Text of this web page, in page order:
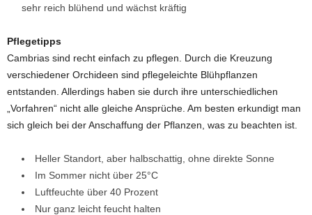
sehr reich blühend und wächst kräftig
Pflegetipps
Cambrias sind recht einfach zu pflegen. Durch die Kreuzung
verschiedener Orchideen sind pflegeleichte Blühpflanzen
entstanden. Allerdings haben sie durch ihre unterschiedlichen
„Vorfahren“ nicht alle gleiche Ansprüche. Am besten erkundigt man
sich gleich bei der Anschaffung der Pflanzen, was zu beachten ist.
Heller Standort, aber halbschattig, ohne direkte Sonne
Im Sommer nicht über 25°C
Luftfeuchte über 40 Prozent
Nur ganz leicht feucht halten